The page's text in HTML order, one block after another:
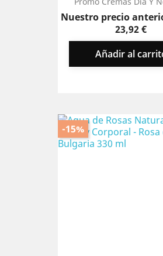
Nuestro precio
23,92 €
Añadir al
-15%